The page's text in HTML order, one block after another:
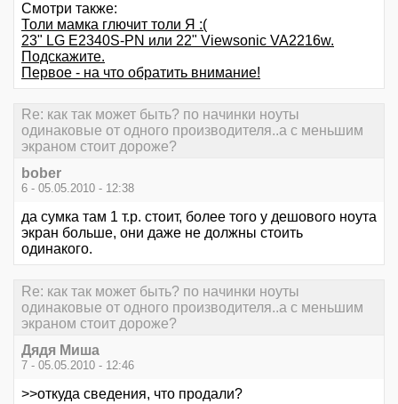
Смотри также:
Толи мамка глючит толи Я :(
23" LG E2340S-PN или 22" Viewsonic VA2216w.
Подскажите.
Первое - на что обратить внимание!
Re: как так может быть? по начинки ноуты
одинаковые от одного производителя..а с меньшим
экраном стоит дороже?
bober
6 - 05.05.2010 - 12:38
да сумка там 1 т.р. стоит, более того у дешового ноута
экран больше, они даже не должны стоить
одинакого.
Re: как так может быть? по начинки ноуты
одинаковые от одного производителя..а с меньшим
экраном стоит дороже?
Дядя Миша
7 - 05.05.2010 - 12:46
>>откуда сведения, что продали?